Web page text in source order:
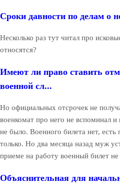
Сроки давности по делам о
Несколько раз тут читал про
относятся?
Имеют ли право ставить
военной сл...
Но официальных отсрочек не
военкомат про него не вспоминал и
не было. Военного билета нет, есть
только. Но два месяца назад муж
приеме на работу военный билет
Объяснительная для